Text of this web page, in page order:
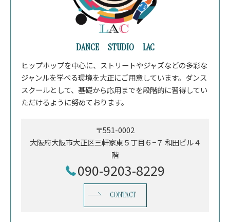
DANCE STUDIO LAC
ヒップホップを中心に、ストリートやジャズなどの多彩な
ジャンルを学べる環境を大正にご用意しています。ダンス
スクールとして、基礎から応用までを段階的に習得してい
ただけるように努めております。
〒551-0002
大阪府大阪市大正区三軒家東５丁目６−７ 和田ビル４
階
090-9203-8229
CONTACT